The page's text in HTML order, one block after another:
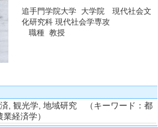
追手門学院大学 大学院 現代社会文
化研究科 現代社会学専攻
職種 教授
, 観光学, 地域研究 （キーワード：都
経済学）